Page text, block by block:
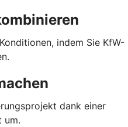
indem Sie KfW-
dank einer
um.